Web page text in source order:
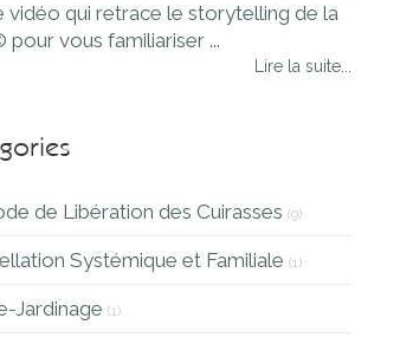
vidéo qui retrace le storytelling de la
vous familiariser ...
Lire la suite...
de Libération des Cuirasses (9)
Systémique et Familiale (1)
Jardinage (1)